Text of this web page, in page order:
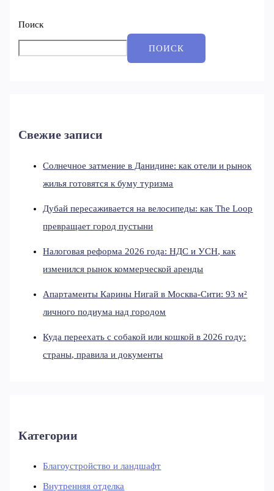
Поиск
ПОИСК
Свежие записи
Солнечное затмение в Данидине: как отели и рынок
жилья готовятся к буму туризма
Дубай пересаживается на велосипеды: как The Loop
превращает город пустыни
Налоговая реформа 2026 года: НДС и УСН, как
изменился рынок коммерческой аренды
Апартаменты Карины Нигай в Москва-Сити: 93 м²
личного подиума над городом
Куда переехать с собакой или кошкой в 2026 году:
страны, правила и документы
Категории
Благоустройство и ландшафт
Внутренняя отделка